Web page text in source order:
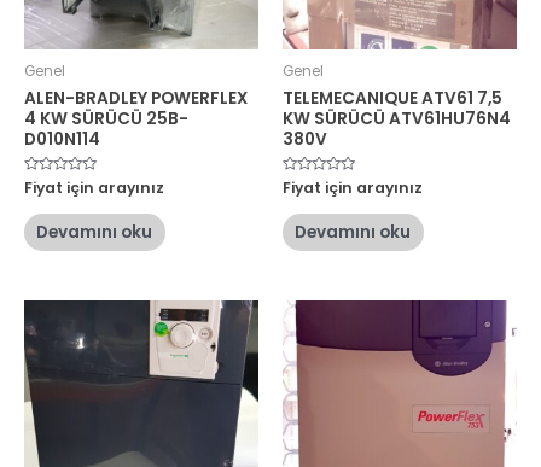
Genel
ALEN-BRADLEY POWERFLEX
4 KW SÜRÜCÜ 25B-
D010N114
5
üzerinden
oy
aldı
Fiyat için arayınız
Devamını oku
Genel
TELEMECANIQUE ATV61 7,5
KW SÜRÜCÜ ATV61HU76N4
380V
5
üzerinden
oy
aldı
Fiyat için arayınız
Devamını oku